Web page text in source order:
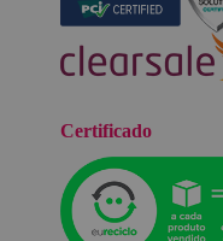
Certificado